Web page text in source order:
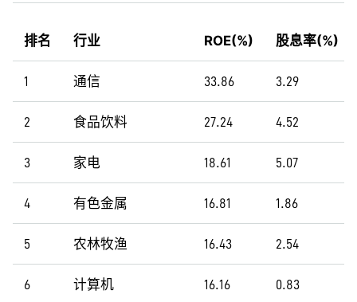
排名 行业 ROE(%) 股息率(%)
1 通信 33.86 3.29
2 食品饮料 27.24 4.52
3 家电 18.61 5.07
4 有色金属 16.81 1.86
5 农林牧渔 16.43 2.54
6 计算机 16.16 0.83